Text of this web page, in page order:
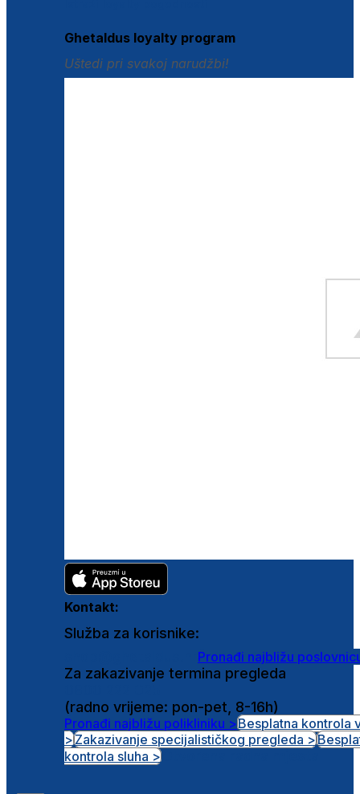
Ghetaldus loyalty program
Uštedi pri svakoj narudžbi!
Kontakt:
Služba za korisnike:
Pronađi najbližu
Za zakazivanje termina pregleda
(radno vrijeme: pon-pet, 8-16h)
Pronađi najbližu polikliniku >Besplatna kontrola
>Zakazivanje specijalističkog pregleda >
kontrola sluha >